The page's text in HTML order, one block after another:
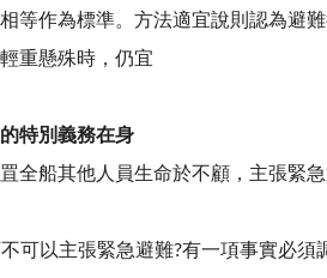
等作為標準。方法適宜說則認為避
重懸殊時，仍宜
特別義務在身
全船其他人員生命於不顧，主張緊
可以主張緊急避難?有一項事實必